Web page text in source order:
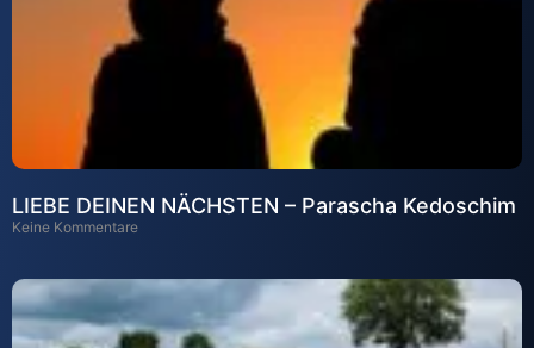
LIEBE DEINEN NÄCHSTEN – Parascha Kedoschim
Keine Kommentare